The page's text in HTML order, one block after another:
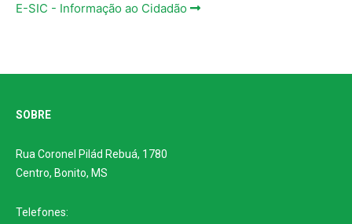
E-SIC - Informação ao Cidadão
SOBRE
Rua Coronel Pilád Rebuá, 1780
Centro, Bonito, MS
Telefones: